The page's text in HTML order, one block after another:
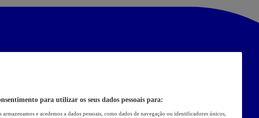
para utilizar os seus dados pessoais para:
armazenamos e acedemos a dados pessoais, como dados de navegação ou identificadores únicos,